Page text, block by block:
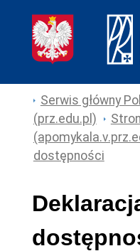
Serwis główny
(prz.edu.pl)
dostępności